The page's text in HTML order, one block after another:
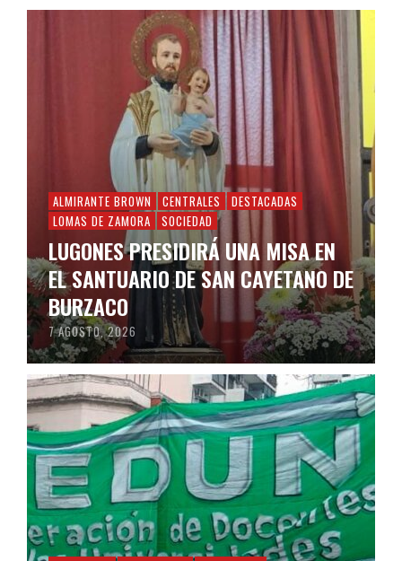
ALMIRANTE BROWN CENTRALES
DESTACADAS
LOMAS DE ZAMORA
SOCIEDAD
LUGONES PRESIDIRÁ UNA MISA EN
EL SANTUARIO DE SAN CAYETANO DE
BURZACO
7 AGOSTO, 2026